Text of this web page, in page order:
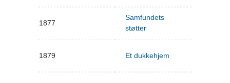
1877
Samfundets
støtter
1879 Et dukkehjem